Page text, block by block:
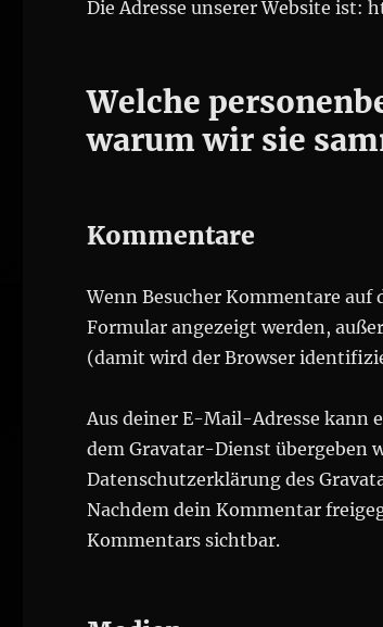
Die Adresse unserer Website ist:
Welche
warum wir sie
Kommentare
Wenn Besucher Kommentare
Formular angezeigt werden,
(damit wird der Browser
Aus deiner E-Mail-Adresse kann
dem Gravatar-Dienst übergeben
Datenschutzerklärung des
Nachdem dein Kommentar
Kommentars sichtbar.